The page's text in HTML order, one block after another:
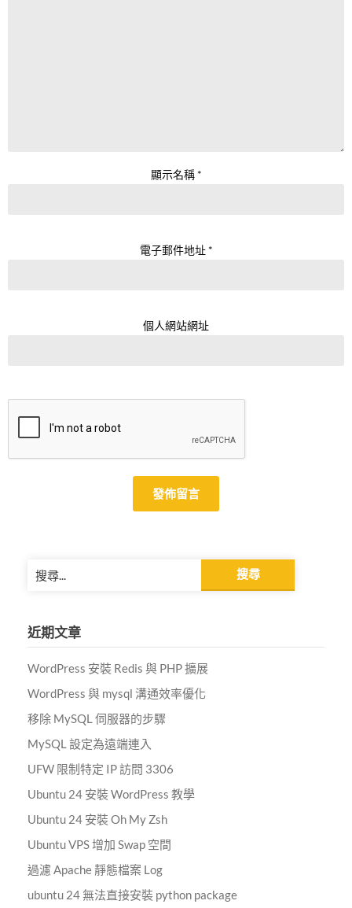
顯示名稱 *
電子郵件地址 *
個人網站網址
搜
尋
字:
近期文章
WordPress 安裝 Redis 與 PHP 擴展
WordPress 與 mysql 溝通效率優化
移除 MySQL 伺服器的步驟
MySQL 設定為遠端連入
UFW 限制特定 IP 訪問 3306
Ubuntu 24 安裝 WordPress 教學
Ubuntu 24 安裝 Oh My Zsh
Ubuntu VPS 增加 Swap 空間
過濾 Apache 靜態檔案 Log
ubuntu 24 無法直接安裝 python package